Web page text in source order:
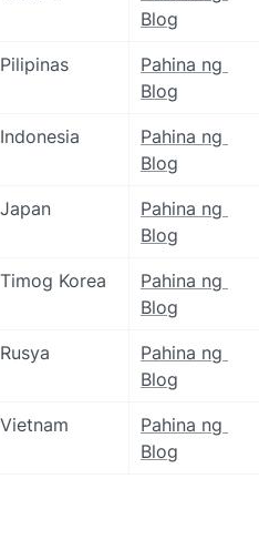
Blog
Pilipinas
Pahina ng
Blog
Indonesia
Pahina ng
Blog
Japan
Pahina ng
Blog
Timog Korea
Pahina ng
Blog
Rusya
Pahina ng
Blog
Vietnam
Pahina ng
Blog